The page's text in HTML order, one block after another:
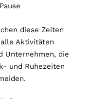
diese Zeiten
Aktivitäten
Unternehmen, die
und Ruhezeiten